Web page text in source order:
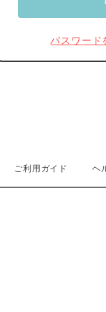
パスワード
ご利用ガイド ヘ